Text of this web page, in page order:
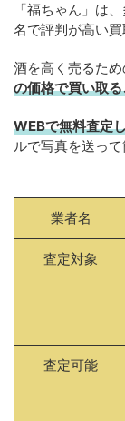
「福ちゃん」は
名で評判が高い買
酒を高く売るため
の価格で買い取
WEBで無料査定
ルで写真を送っ
業者名
査定対象
査定可能